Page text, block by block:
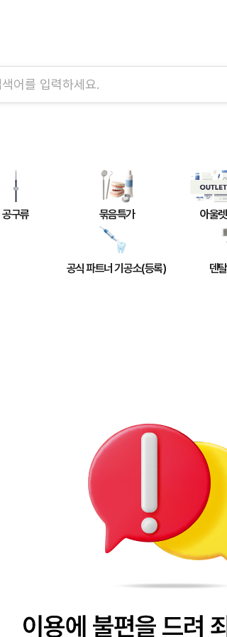
공구류 묶음특가 아울
공식 파트너 기공소(등록) 덴